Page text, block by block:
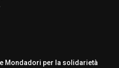
Mondadori per la solidarietà